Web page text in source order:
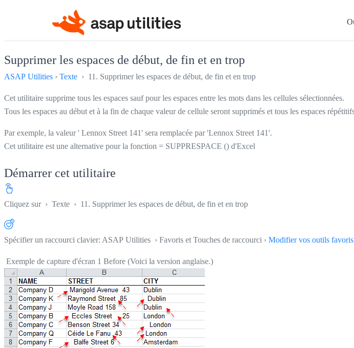
Supprimer les espaces de début, de fin et en trop
ASAP Utilities › Texte › 11. Supprimer les espaces de début, de fin et en trop
Cet utilitaire supprime tous les espaces sauf pour les espaces entre les mots dans les cellules sélectionnées.
Tous les espaces au début et à la fin de chaque valeur de cellule seront supprimés et tous les espaces
Par exemple, la valeur ' Lennox Street 141' sera remplacée par 'Lennox Street 141'.
Cet utilitaire est une alternative pour la fonction = SUPPRESPACE () d'Excel
Démarrer cet utilitaire
Cliquez sur › Texte › 11. Supprimer les espaces de début, de fin et en trop
Spécifier un raccourci clavier: ASAP Utilities › Favoris et Touches de raccourci › Modifier vos outils
Exemple de capture d'écran 1 Before (Voici la version anglaise.)